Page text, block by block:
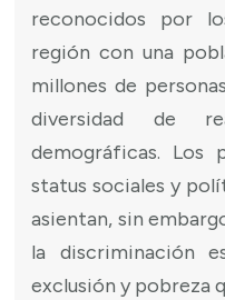
reconocidos por
región con una
millones de
diversidad de
demográficas. Los
status sociales y
asientan, sin
la discriminación
exclusión y pobreza